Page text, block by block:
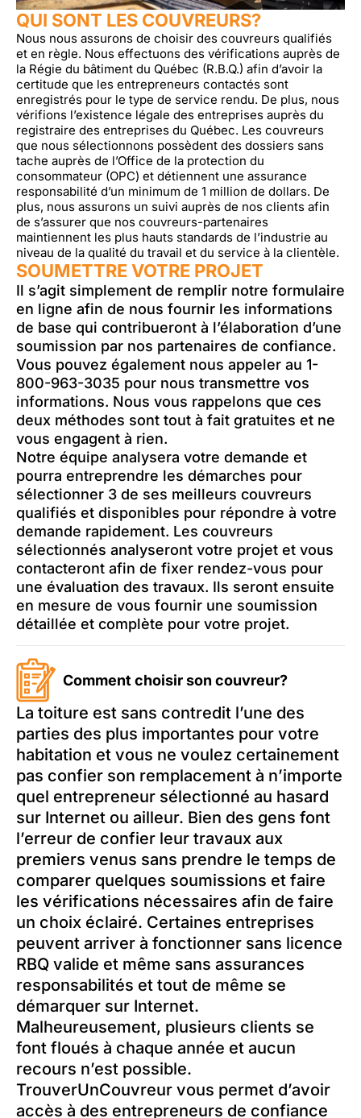
QUI SONT LES COUVREURS?
Nous nous assurons de choisir des couvreurs qualifiés
et en règle. Nous effectuons des vérifications auprès de
la Régie du bâtiment du Québec (R.B.Q.) afin d’avoir la
certitude que les entrepreneurs contactés sont
enregistrés pour le type de service rendu. De plus, nous
vérifions l’existence légale des entreprises auprès du
registraire des entreprises du Québec. Les couvreurs
que nous sélectionnons possèdent des dossiers sans
tache auprès de l’Office de la protection du
consommateur (OPC) et détiennent une assurance
responsabilité d’un minimum de 1 million de dollars. De
plus, nous assurons un suivi auprès de nos clients afin
de s’assurer que nos couvreurs-partenaires
maintiennent les plus hauts standards de l’industrie au
niveau de la qualité du travail et du service à la clientèle.
SOUMETTRE VOTRE PROJET
Il s’agit simplement de remplir notre formulaire
en ligne afin de nous fournir les informations
de base qui contribueront à l’élaboration d’une
soumission par nos partenaires de confiance.
Vous pouvez également nous appeler au 1-
800-963-3035 pour nous transmettre vos
informations. Nous vous rappelons que ces
deux méthodes sont tout à fait gratuites et ne
vous engagent à rien.
Notre équipe analysera votre demande et
pourra entreprendre les démarches pour
sélectionner 3 de ses meilleurs couvreurs
qualifiés et disponibles pour répondre à votre
demande rapidement. Les couvreurs
sélectionnés analyseront votre projet et vous
contacteront afin de fixer rendez-vous pour
une évaluation des travaux. Ils seront ensuite
en mesure de vous fournir une soumission
détaillée et complète pour votre projet.
Comment choisir son couvreur?
La toiture est sans contredit l’une des
parties des plus importantes pour votre
habitation et vous ne voulez certainement
pas confier son remplacement à n’importe
quel entrepreneur sélectionné au hasard
sur Internet ou ailleur. Bien des gens font
l’erreur de confier leur travaux aux
premiers venus sans prendre le temps de
comparer quelques soumissions et faire
les vérifications nécessaires afin de faire
un choix éclairé. Certaines entreprises
peuvent arriver à fonctionner sans licence
RBQ valide et même sans assurances
responsabilités et tout de même se
démarquer sur Internet.
Malheureusement, plusieurs clients se
font floués à chaque année et aucun
recours n’est possible.
TrouverUnCouvreur vous permet d’avoir
accès à des entrepreneurs de confiance